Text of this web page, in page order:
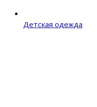
Детская одежда